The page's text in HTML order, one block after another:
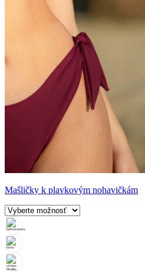
Mašličky k plavkovým nohavičkám